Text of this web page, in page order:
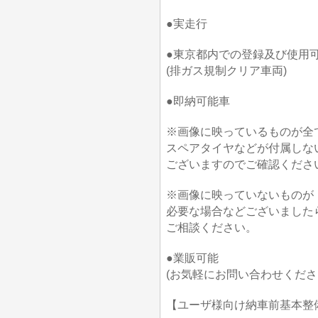
●実走行
●東京都内での登録及び使用
(排ガス規制クリア車両)
●即納可能車
※画像に映っているものが全
スペアタイヤなどが付属しな
ございますのでご確認くださ
※画像に映っていないものが
必要な場合などございました
ご相談ください。
●業販可能
(お気軽にお問い合わせくだ
【ユーザ様向け納車前基本整